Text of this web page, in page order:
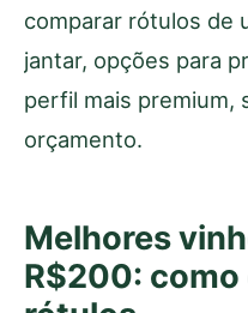
comparar rótulos de
jantar, opções para
perfil mais premium,
orçamento.
Melhores
R$200: